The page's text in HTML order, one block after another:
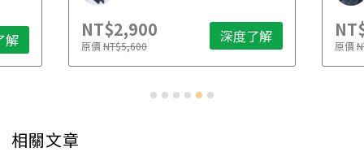
解 NT$2,900
原價NT$5,600 深度了解 原價
相關文章